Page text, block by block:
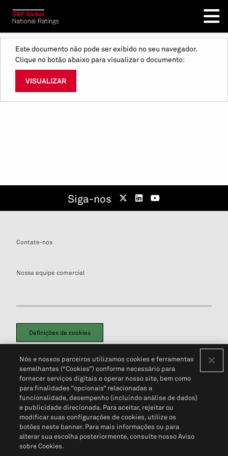
Este documento não pode ser exibido no seu navegador.
Clique no botão abaixo para visualizar o documento:
VISUALIZAR
Siga-nos
Contate-nos
Nossa equipe comercial
Definições de cookies
Política de PrivacidadePortal de privacidade do cliente (em inglês)
Não Venda Minhas Informações Pessoais© 2026 S&P Global
Nós e nossos parceiros utilizamos cookies e ferramentas
semelhantes (“Cookies”) conforme necessário para
fornecer serviços digitais e operar nosso site, bem como
para finalidades “opcionais” relacionadas a
funcionalidade, desempenho (incluindo análise de dados)
e publicidade direcionada. Para aceitar, rejeitar ou
modificar suas configurações de cookies, utilize os
botões neste banner. Para mais informações ou para
alterar sua escolha posteriormente, consulte nosso Aviso
sobre Cookies.